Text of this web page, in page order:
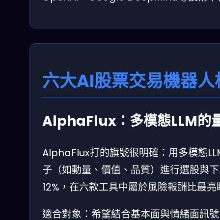
六大AI股票交易機器
AlphaFlux：多模態LLM的
AlphaFlux打的旗號很明確：用多模態
子（如動量、價值、品質）進行選股與
12%，在六款工具中屬於風險報酬比最
適合對象：希望結合基本面與情緒面訊